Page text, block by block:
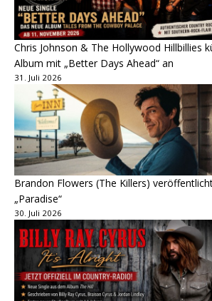
Chris Johnson & The Hollywood Hillbillies
Album mit „Better Days Ahead“ an
31. Juli 2026
Brandon Flowers (The Killers)
„Paradise“
30. Juli 2026